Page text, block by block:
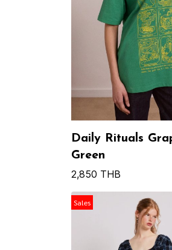
Daily Rituals
Green
2,850 THB
Sales